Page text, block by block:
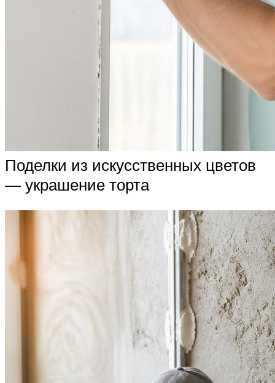
Поделки из искусственных цветов
— украшение торта